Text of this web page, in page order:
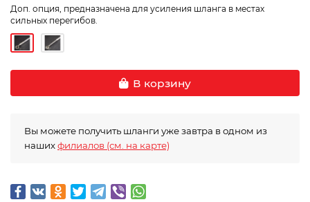
Доп. опция, предназначена для усиления шланга в местах
сильных перегибов.
В корзину
Вы можете получить шланги уже завтра в одном из
нашихфилиалов (см. на карте)